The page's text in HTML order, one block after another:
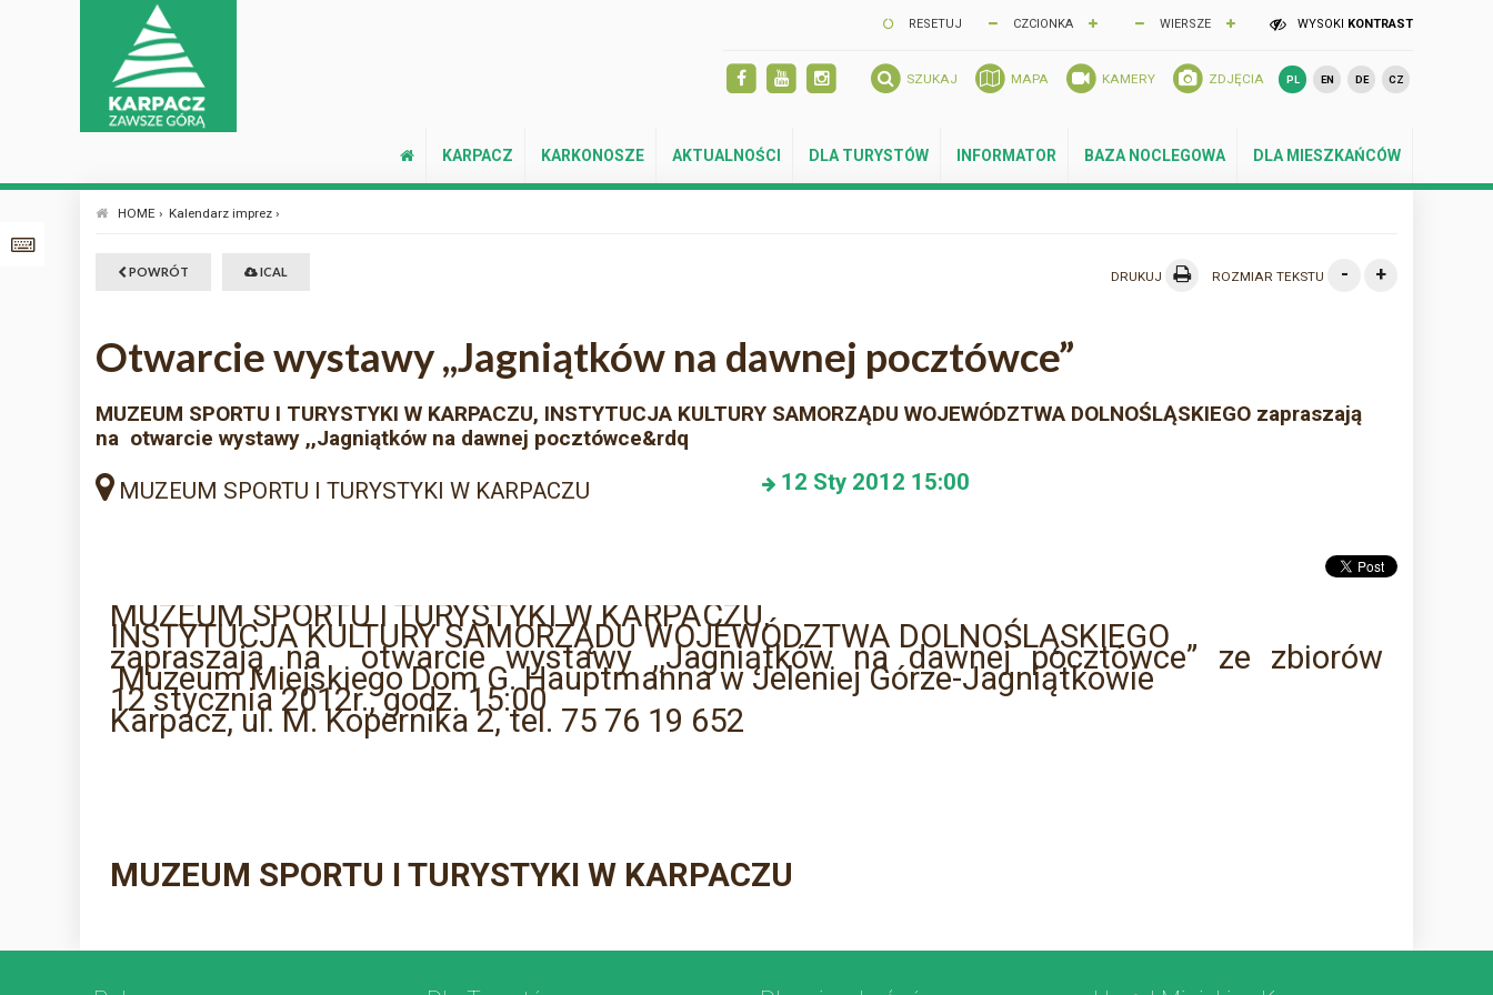
RESETUJ CZCIONKA WIERSZE WYSOKI KONTRAST
SZUKAJ MAPA KAMERY ZDJĘCIA PL EN DE CZ
KARPACZ KARKONOSZE AKTUALNOŚCI DLA TURYSTÓW INFORMATOR BAZA NOCLEGOWA DLA MIESZKAŃCÓW
HOME › Kalendarz imprez ›
POWRÓT ICAL DRUKUJ ROZMIAR TEKSTU - +
Otwarcie wystawy ,,Jagniątków na dawnej pocztówce”
MUZEUM SPORTU I TURYSTYKI W KARPACZU, INSTYTUCJA KULTURY SAMORZĄDU WOJEWÓDZTWA DOLNOŚLĄSKIEGO zapraszają
na otwarcie wystawy ,,Jagniątków na dawnej pocztówce&rdq
MUZEUM SPORTU I TURYSTYKI W KARPACZU 12 Sty 2012 15:00
MUZEUM SPORTU I TURYSTYKI W KARPACZU,
INSTYTUCJA KULTURY SAMORZĄDU WOJEWÓDZTWA DOLNOŚLĄSKIEGO
zapraszają na otwarcie wystawy ,,Jagniątków na dawnej pocztówce” ze zbiorów
Muzeum Miejskiego Dom G. Hauptmanna w Jeleniej Górze-Jagniątkowie
12 stycznia 2012r., godz. 15:00
Karpacz, ul. M. Kopernika 2, tel. 75 76 19 652
MUZEUM SPORTU I TURYSTYKI W KARPACZU